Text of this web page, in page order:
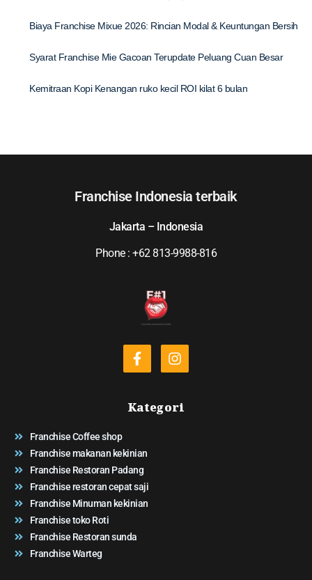
Biaya Franchise Mixue 2026: Rincian Modal & Keuntungan Bersih
Syarat Franchise Mie Gacoan Terupdate Peluang Cuan Besar
Kemitraan Kopi Kenangan ruko kecil ROI kilat 6 bulan
Franchise Indonesia terbaik
Jakarta – Indonesia
Phone : +62 813-9988-816
Kategori
Franchise Coffee shop
Franchise makanan kekinian
Franchise Restoran Padang
Franchise restoran cepat saji
Franchise Minuman kekinian
Franchise toko Roti
Franchise Restoran sunda
Franchise Warteg